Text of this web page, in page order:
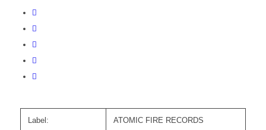
Label: ATOMIC FIRE RECORDS